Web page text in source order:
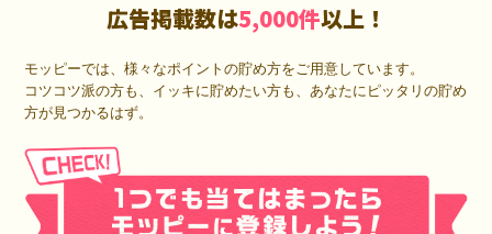
広告掲載数は5,000件以上！
モッピーでは、様々なポイントの貯め方をご用意しています。
コツコツ派の方も、イッキに貯めたい方も、あなたにピッタリの貯め
方が見つかるはず。